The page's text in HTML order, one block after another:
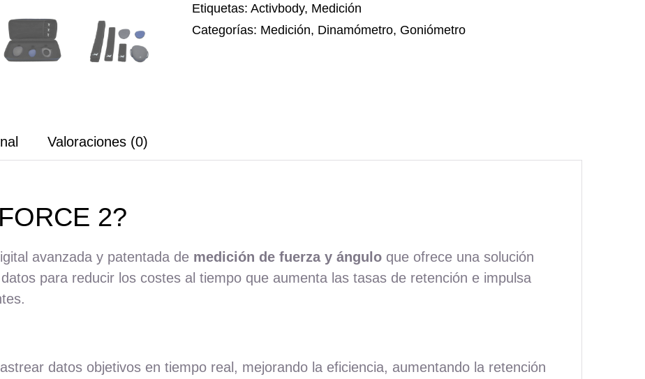
cantidad
Etiquetas:Activbody, Medición
Categorías: Medición, Dinamómetro, Goniómetro
Valoraciones (0)
2?
avanzada y patentada de medición de fuerza y ánguloque ofrece una solución
para reducir los costes al tiempo que aumenta las tasas de retención e impulsa
datos objetivos en tiempo real, mejorando la eficiencia, aumentando la retención